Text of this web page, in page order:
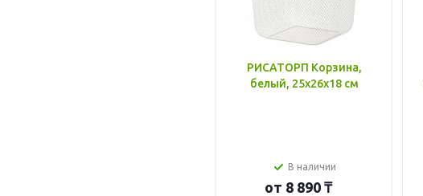
РИСАТОРП Корзина,
белый, 25x26x18 см
В наличии
от 8 890 ₸